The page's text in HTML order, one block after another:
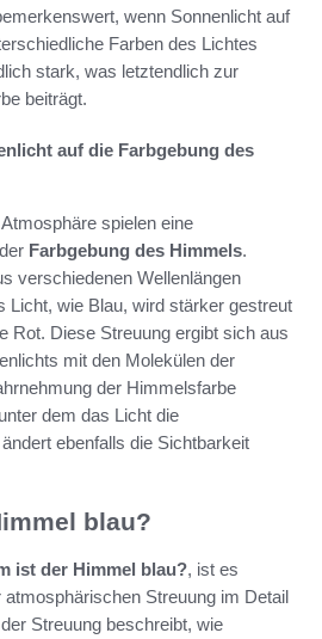
wenn Sonnenlicht auf
Farben des Lichtes
stark, was letztendlich zur
beiträgt.
auf die Farbgebung des
spielen eine
Farbgebung des Himmels.
verschiedenen Wellenlängen
Licht, wie Blau, wird stärker gestreut
Rot. Diese Streuung ergibt sich aus
mit den Molekülen der
der Himmelsfarbe
dem das Licht die
ebenfalls die Sichtbarkeit
blau?
ist der Himmel blau?, ist es
Streuung im Detail
Streuung beschreibt, wie